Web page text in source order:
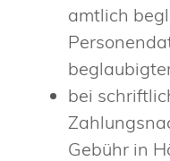
amtlich
bei
Gebühr in